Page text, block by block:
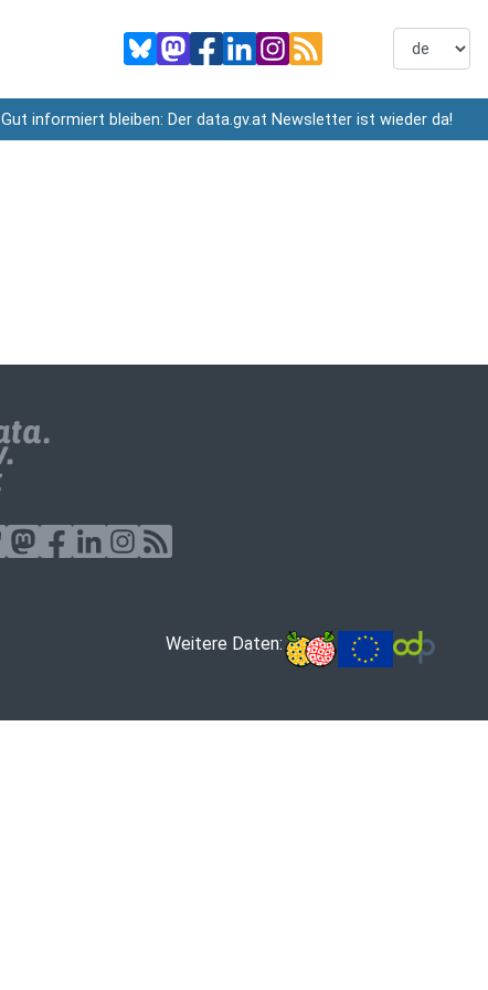
Gut informiert bleiben: Der data.gv.at Newsletter ist wieder da!
Weitere Daten: